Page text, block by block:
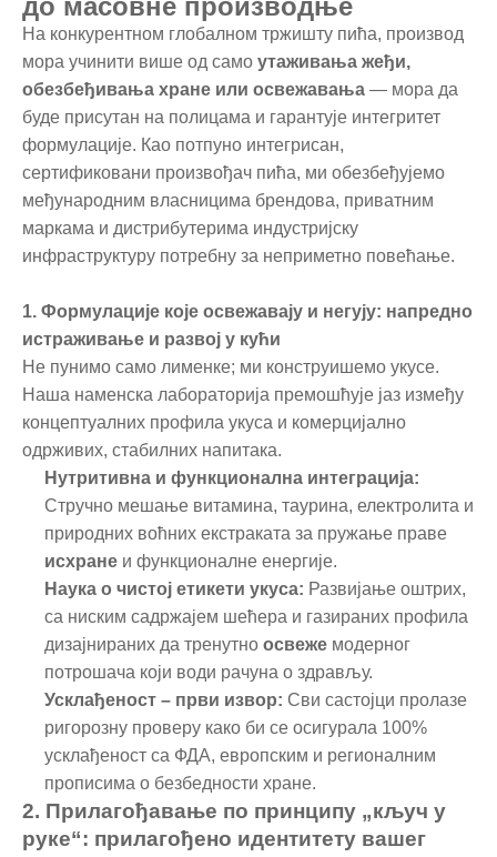
до масовне производње
На конкурентном глобалном тржишту пића, производ
мора учинити више од само утаживања жеђи,
обезбеђивања хране или освежавања — мора да
буде присутан на полицама и гарантује интегритет
формулације. Као потпуно интегрисан,
сертификовани произвођач пића, ми обезбеђујемо
међународним власницима брендова, приватним
маркама и дистрибутерима индустријску
инфраструктуру потребну за неприметно повећање.
1. Формулације које освежавају и негују: напредно
истраживање и развој у кући
Не пунимо само лименке; ми конструишемо укусе.
Наша наменска лабораторија премошћује јаз између
концептуалних профила укуса и комерцијално
одрживих, стабилних напитака.
Нутритивна и функционална интеграција:
Стручно мешање витамина, таурина, електролита и
природних воћних екстраката за пружање праве
исхране и функционалне енергије.
Наука о чистој етикети укуса: Развијање оштрих,
са ниским садржајем шећера и газираних профила
дизајнираних да тренутно освеже модерног
потрошача који води рачуна о здрављу.
Усклађеност – први извор: Сви састојци пролазе
ригорозну проверу како би се осигурала 100%
усклађеност са ФДА, европским и регионалним
прописима о безбедности хране.
2. Прилагођавање по принципу „кључ у
руке“: прилагођено идентитету вашег